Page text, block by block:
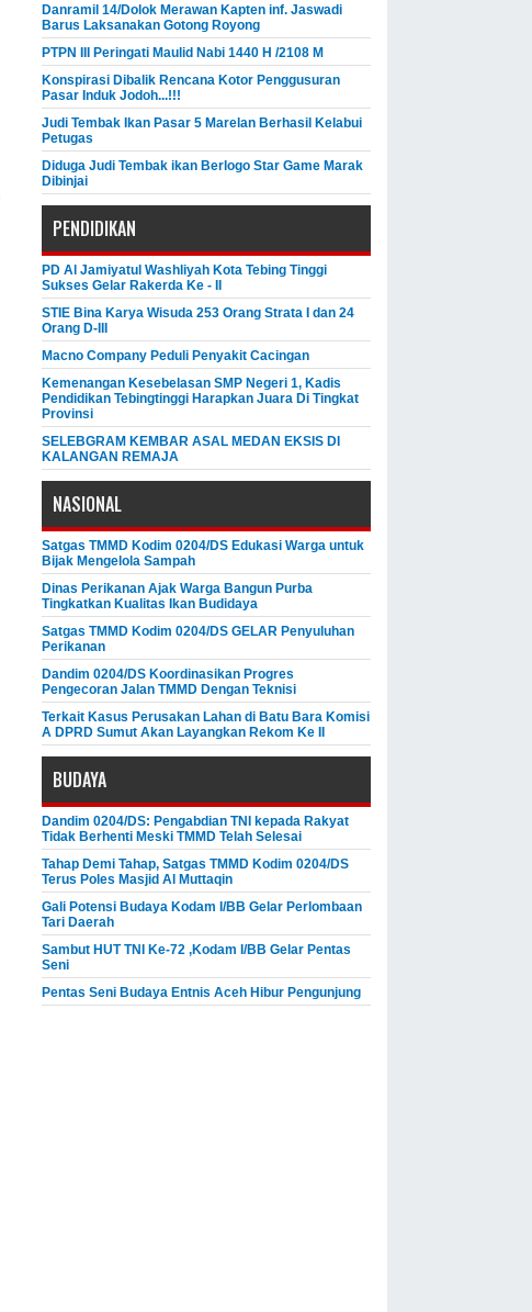
Danramil 14/Dolok Merawan Kapten inf. Jaswadi
Barus Laksanakan Gotong Royong
PTPN III Peringati Maulid Nabi 1440 H /2108 M
Konspirasi Dibalik Rencana Kotor Penggusuran
Pasar Induk Jodoh...!!!
Judi Tembak Ikan Pasar 5 Marelan Berhasil Kelabui
Petugas
Diduga Judi Tembak ikan Berlogo Star Game Marak
Dibinjai
PENDIDIKAN
PD Al Jamiyatul Washliyah Kota Tebing Tinggi
Sukses Gelar Rakerda Ke - II
STIE Bina Karya Wisuda 253 Orang Strata I dan 24
Orang D-III
Macno Company Peduli Penyakit Cacingan
Kemenangan Kesebelasan SMP Negeri 1, Kadis
Pendidikan Tebingtinggi Harapkan Juara Di Tingkat
Provinsi
SELEBGRAM KEMBAR ASAL MEDAN EKSIS DI
KALANGAN REMAJA
NASIONAL
Satgas TMMD Kodim 0204/DS Edukasi Warga untuk
Bijak Mengelola Sampah
Dinas Perikanan Ajak Warga Bangun Purba
Tingkatkan Kualitas Ikan Budidaya
Satgas TMMD Kodim 0204/DS GELAR Penyuluhan
Perikanan
Dandim 0204/DS Koordinasikan Progres
Pengecoran Jalan TMMD Dengan Teknisi
Terkait Kasus Perusakan Lahan di Batu Bara Komisi
A DPRD Sumut Akan Layangkan Rekom Ke II
BUDAYA
Dandim 0204/DS: Pengabdian TNI kepada Rakyat
Tidak Berhenti Meski ​TMMD Telah Selesai
Tahap Demi Tahap, Satgas TMMD Kodim 0204/DS
Terus Poles Masjid Al Muttaqin
Gali Potensi Budaya Kodam I/BB Gelar Perlombaan
Tari Daerah
Sambut HUT TNI Ke-72 ,Kodam I/BB Gelar Pentas
Seni
Pentas Seni Budaya Entnis Aceh Hibur Pengunjung